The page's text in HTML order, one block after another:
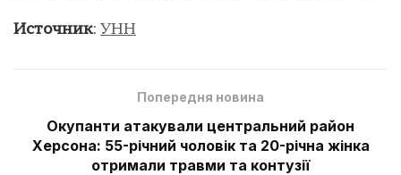
Источник: УНН
Попередня новина
Окупанти атакували центральний район
Херсона: 55-річний чоловік та 20-річна жінка
отримали травми та контузії